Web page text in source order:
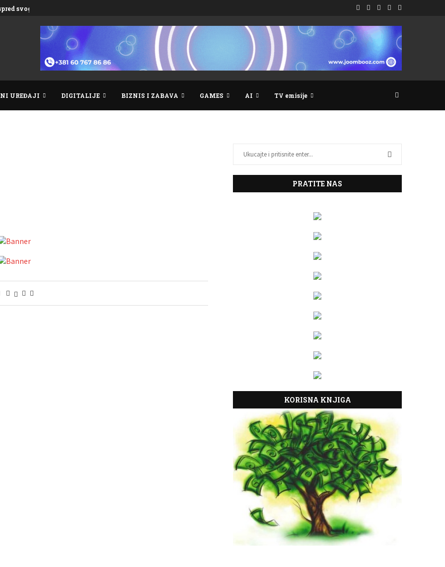
svog vremena
UREĐAJI DIGITALIJE BIZNIS I ZABAVA GAMES AI TV emisije
PRATITE NAS
KORISNA KNJIGA